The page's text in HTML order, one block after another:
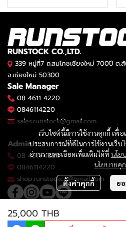
25,000 THB
เว็บไซต์นี้มีการใช้งานคุกกี้ เพื่
ประสบการณ์ที่ดีในการใช้งานเว็บ
อ่านรายละเอียดเพิ่มเติมได้ที่ นโย
นโยบายคุ
ตั้งค่าคุกกี้ ย
RUNSTOCK CO.,LTD.
339 หมู่ที่7 ถ.สมโภชเชียงใหม่ 700ปี ต.สั
จ.เชียงใหม่ 50300
Sale Manager
08 4611 4220
0846114220
sales.runstock@gmail.com
Admin
08 4611 4220
0846114220
shop.runstockco@gmail.com
2023 © RUNSTOCK